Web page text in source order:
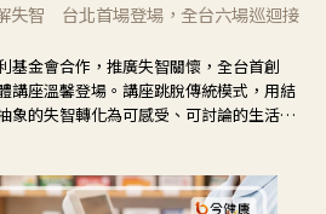
失智 台北首場登場，全台六場巡迴接
基金會合作，推廣失智關懷，全台首創
講座溫馨登場。講座跳脫傳統模式，用結
象的失智轉化為可感受、可討論的生活情